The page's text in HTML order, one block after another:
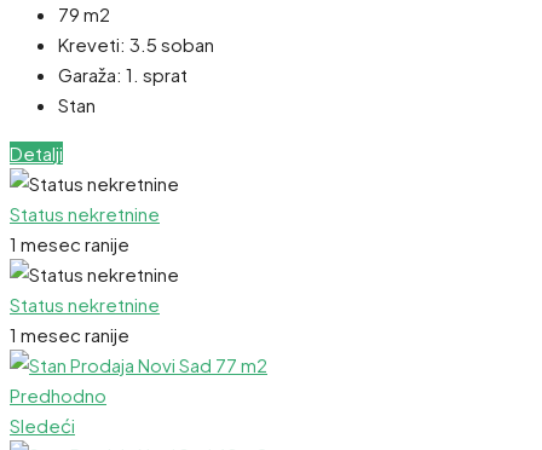
79 m2
Kreveti: 3.5 soban
Garaža: 1. sprat
Stan
Detalji
Status nekretnine
1 mesec ranije
Status nekretnine
1 mesec ranije
Predhodno
Sledeći